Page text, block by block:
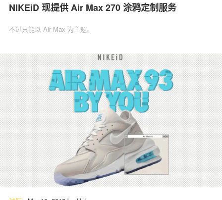
NIKEiD 现提供 Air Max 270 涂鸦定制服务
不过只能以 Air Max 为主题。